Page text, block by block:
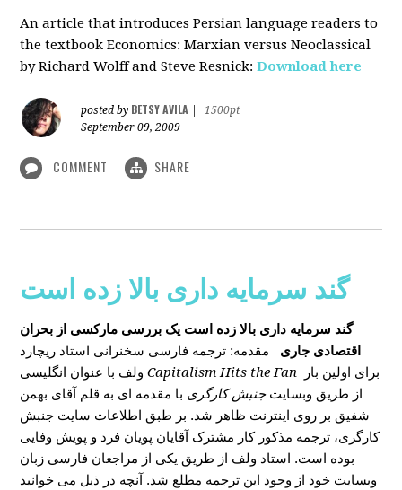
An article that introduces Persian language readers to
the textbook Economics: Marxian versus Neoclassical
by Richard Wolff and Steve Resnick:Download here
posted by BETSY AVILA
1500pt
September 09, 2009
COMMENT SHARE
گند سرمایه داری بالا زده است
گند سرمایه داری بالا زده است یک بررسی مارکسی از بحران
اقتصادی جاری
مقدمه: ترجمه فارسی سخنرانی استاد ریچارد
ولف با عنوان انگلیسیCapitalism Hits the Fan
از طریق وبسایتجنبش کارگری با مقدمه ای به قلم آقای بهمن
شفیق بر روی اینترنت ظاهر شد. بر طبق اطلاعات سایت جنبش
کارگری، ترجمه مذکور کار مشترک آقایان پویان فرد و پویش وفایی
بوده است. استاد ولف از طریق یکی از مراجعان فارسی زبان
وبسایت خود از وجود این ترجمه مطلع شد. آنچه در ذیل می خوانید